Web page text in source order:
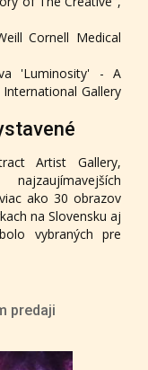
Cornell Medical
'Luminosity' - A
Gallery
Artist Gallery,
ako 30 obrazov
na Slovensku aj
vybraných pre
predaji